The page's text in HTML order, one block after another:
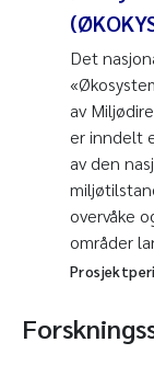
Det
av
er inndelt
av den
overvåke
områder